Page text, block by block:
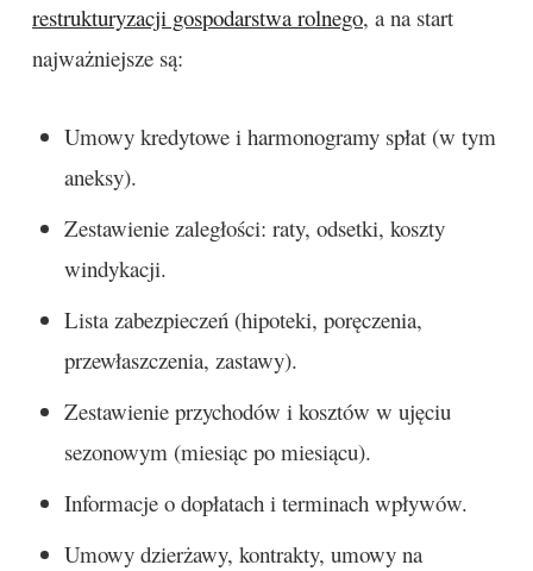
restrukturyzacji gospodarstwa rolnego, a na start
najważniejsze są:
Umowy kredytowe i harmonogramy spłat (w tym
aneksy).
Zestawienie zaległości: raty, odsetki, koszty
windykacji.
Lista zabezpieczeń (hipoteki, poręczenia,
przewłaszczenia, zastawy).
Zestawienie przychodów i kosztów w ujęciu
sezonowym (miesiąc po miesiącu).
Informacje o dopłatach i terminach wpływów.
Umowy dzierżawy, kontrakty, umowy na